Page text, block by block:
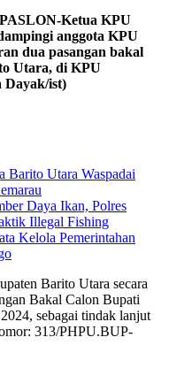
Ketua KPU
anggota KPU
dua pasangan bakal
Utara, di KPU
Dayak/ist)
Barito Utara Waspadai
Daya Ikan, Polres
Illegal Fishing
Kelola Pemerintahan
Barito Utara secara
Bakal Calon Bupati
sebagai tindak lanjut
313/PHPU.BUP-